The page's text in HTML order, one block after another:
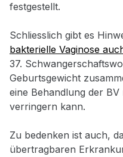
festgestellt.
Schliesslich gibt es
bakterielle Vaginose
37.
Geburtsgewicht
eine Behandlung der BV
verringern kann.
Zu bedenken ist auch,
übertragbaren